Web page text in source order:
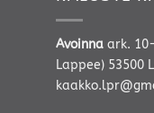
Avoinna ark.
Lappee) 53500